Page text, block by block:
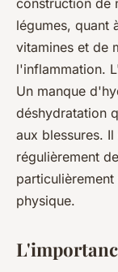
légumes, quant
vitamines et de
l'inflammation.
Un manque
déshydratation
aux blessures.
régulièrement
physique.